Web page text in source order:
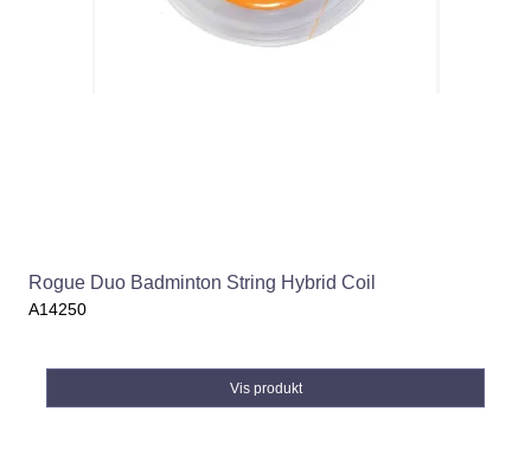
Rogue Duo Badminton String Hybrid Coil
A14250
Vis produkt